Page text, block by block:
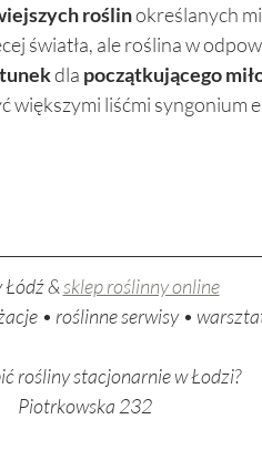
roślin określanych
światła, ale roślina w
dla początkującego
większymi liśćmi syngonium
Łódź & sklep roślinny online
• roślinne serwisy •
rośliny stacjonarnie w Łodzi?
Piotrkowska 232